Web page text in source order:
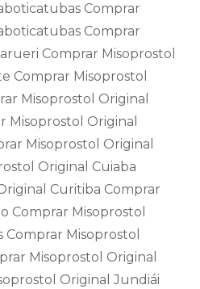
Comprar
Comprar
Comprar Misoprostol
Comprar Misoprostol
Misoprostol Original
Misoprostol Original
Misoprostol Original
Original Cuiaba
Curitiba Comprar
Comprar Misoprostol
Misoprostol
Misoprostol Original
Original Jundiái